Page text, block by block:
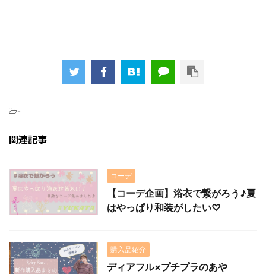
-
関連記事
コーデ
【コーデ企画】浴衣で繋がろう♪夏
はやっぱり和装がしたい♡
購入品紹介
ディアフル×プチプラのあや